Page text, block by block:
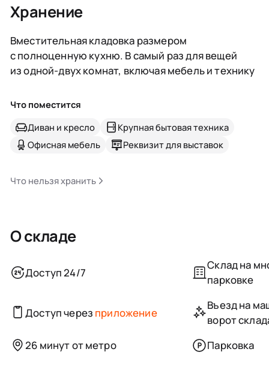
Хранение
Вместительная кладовка размером
с полноценную кухню. В самый раз для вещей
из одной-двух комнат, включая мебель и технику
Что поместится
Диван и кресло
Крупная бытовая техника
Офисная мебель
Реквизит для выставок
Что нельзя хранить
О складе
Доступ 24/7
Склад на
парковке
Доступ через приложение
Въезд на
ворот
26 минут от метро
Парковка